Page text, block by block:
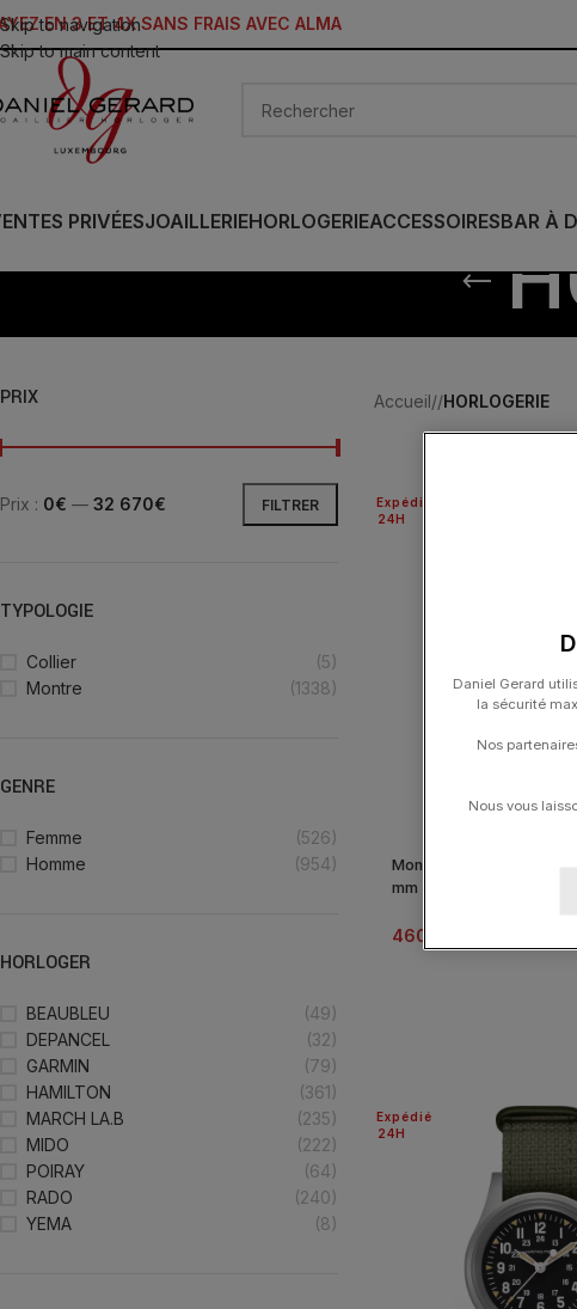
Skip to navigation
Skip to main content
EN 3 ET 4X SANS FRAIS AVEC ALMA
PRIVÉESJOAILLERIEHORLOGERIEACCESSOIRESBAR À
PRIX
FILTRER
Prix : 0€ — 32 670€
TYPOLOGIE
Collier
(5)
Montre
(1338)
GENRE
Femme
(526)
Homme
(954)
HORLOGER
BEAUBLEU
(49)
DEPANCEL
(32)
GARMIN
(79)
HAMILTON
(361)
MARCH LA.B
(235)
MIDO
(222)
POIRAY
(64)
RADO
(240)
YEMA
(8)
Accueil/ HORLOGERIE
24H
Expédié
Montre Hamilton
mm Cadran Rose
460.00
24H
Expédié
Daniel Gerard
la sécurité
Nos
Nous vous